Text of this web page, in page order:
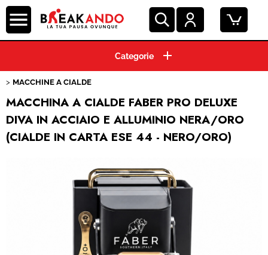
HOME
CAPSULE CAFFE'
BEVANDE E SOLUBILI
PRODOTTI HO.RE.CA.
ACCESSORI
MACCHINE A CIALDE
MACCHINA A CIALDE FABER PRO DELUXE
DIVA IN ACCIAIO E ALLUMINIO NERA/ORO
(CIALDE IN CARTA ESE 44 - NERO/ORO)